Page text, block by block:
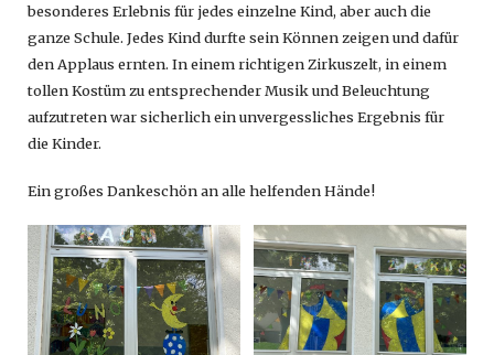
besonderes Erlebnis für jedes einzelne Kind, aber auch die
ganze Schule. Jedes Kind durfte sein Können zeigen und dafür
den Applaus ernten. In einem richtigen Zirkuszelt, in einem
tollen Kostüm zu entsprechender Musik und Beleuchtung
aufzutreten war sicherlich ein unvergessliches Ergebnis für
die Kinder.
Ein großes Dankeschön an alle helfenden Hände!